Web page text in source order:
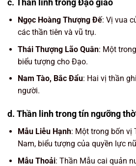
c. Thần linh trong Đạo giáo
Ngọc Hoàng Thượng Đế: Vị vua
các thần tiên và vũ trụ.
Thái Thượng Lão Quân: Một
biểu tượng cho Đạo.
Nam Tào, Bắc Đẩu: Hai vị thần
người.
d. Thần linh trong tín ngưỡng
Mẫu Liễu Hạnh: Một trong bốn vị
Nam, biểu tượng của quyền lực
Mẫu Thoải: Thần Mẫu cai quản